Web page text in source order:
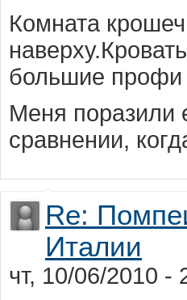
Комната
большие профи
Меня поразили
сравнении,
Re:
Италии
чт, 10/06/2010